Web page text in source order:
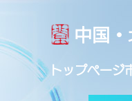
中国
トップページ